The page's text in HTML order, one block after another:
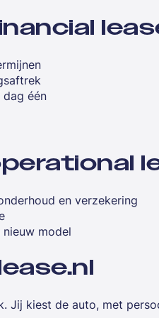
één
en verzekering
nieuw model
Jij kiest de auto, met